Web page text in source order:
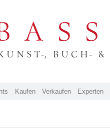
Kaufen Verkaufen Experten